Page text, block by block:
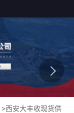
>西安大丰收现货供